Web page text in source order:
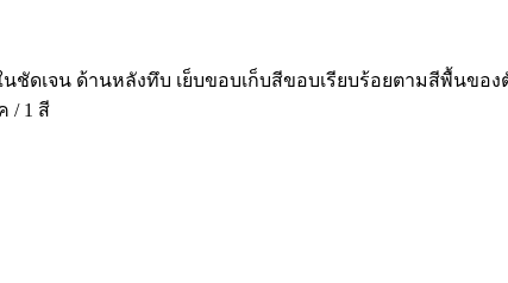
เจน ด้านหลังทึบ เย็บขอบเก็บสีขอบเรียบร้อยตามสีพื้นขอ
/ 1 สี